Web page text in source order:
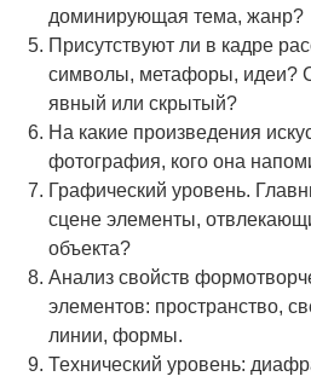
доминирующая тема, жанр?
Присутствуют ли в кадре
символы, метафоры, идеи?
явный или скрытый?
На какие произведения
фотография, кого она
Графический уровень.
сцене элементы,
объекта?
Анализ свойств
элементов: пространство,
линии, формы.
Технический уровень: